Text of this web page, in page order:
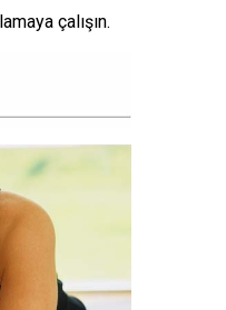
çalışın.